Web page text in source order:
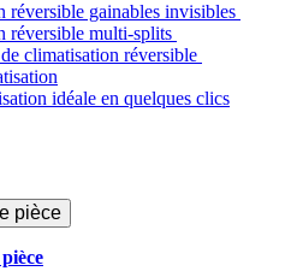
réversible gainables invisibles
réversible multi-splits
climatisation réversible
idéale en quelques clics
pièce